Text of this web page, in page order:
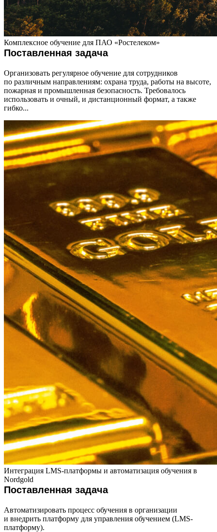
Комплексное обучение для ПАО «Ростелеком»
Поставленная задача
Организовать регулярное обучение для сотрудников
по различным направлениям: охрана труда, работы на высоте,
пожарная и промышленная безопасность. Требовалось
использовать и очный, и дистанционный формат, а также
гибко...
Интеграция LMS-платформы и автоматизация обучения в
Nordgold
Поставленная задача
Автоматизировать процесс обучения в организации
и внедрить платформу для управления обучением (LMS-
платформу).